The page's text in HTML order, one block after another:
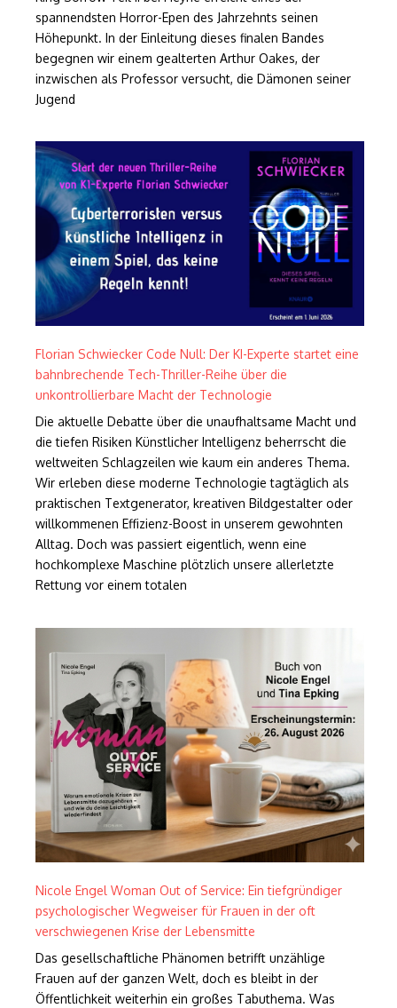
spannendsten Horror-Epen des Jahrzehnts seinen
Höhepunkt. In der Einleitung dieses finalen Bandes
begegnen wir einem gealterten Arthur Oakes, der
inzwischen als Professor versucht, die Dämonen seiner
Jugend
Florian Schwiecker Code Null: Der KI-Experte startet eine
bahnbrechende Tech-Thriller-Reihe über die
unkontrollierbare Macht der Technologie
Die aktuelle Debatte über die unaufhaltsame Macht und
die tiefen Risiken Künstlicher Intelligenz beherrscht die
weltweiten Schlagzeilen wie kaum ein anderes Thema.
Wir erleben diese moderne Technologie tagtäglich als
praktischen Textgenerator, kreativen Bildgestalter oder
willkommenen Effizienz-Boost in unserem gewohnten
Alltag. Doch was passiert eigentlich, wenn eine
hochkomplexe Maschine plötzlich unsere allerletzte
Rettung vor einem totalen
Nicole Engel Woman Out of Service: Ein tiefgründiger
psychologischer Wegweiser für Frauen in der oft
verschwiegenen Krise der Lebensmitte
Das gesellschaftliche Phänomen betrifft unzählige
Frauen auf der ganzen Welt, doch es bleibt in der
Öffentlichkeit weiterhin ein großes Tabuthema. Was